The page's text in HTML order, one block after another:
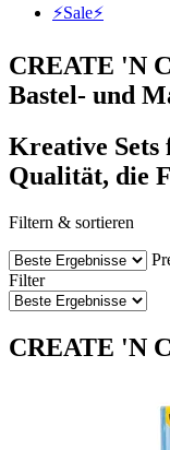
⚡️Sale⚡️
CREATE 'N
Bastel- und
Kreative
Qualität, die
Filtern & sortieren
Filter
CREATE 'N